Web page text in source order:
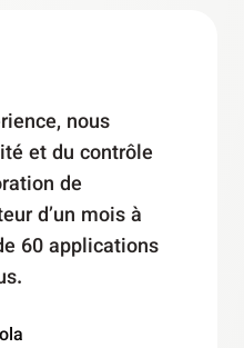
nous
et du contrôle
de
d’un mois à
60 applications